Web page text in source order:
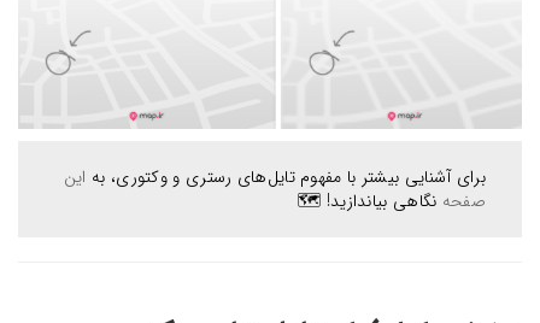
برای آشنایی بیشتر با مفهوم تایل‌های رستری و وکتوری، به این
صفحه نگاهی بیاندازید! 🗺